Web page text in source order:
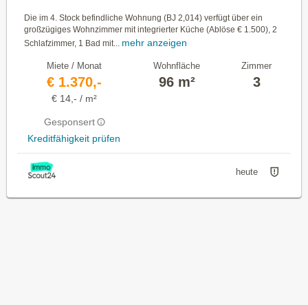
Die im 4. Stock befindliche Wohnung (BJ 2,014) verfügt über ein
großzügiges Wohnzimmer mit integrierter Küche (Ablöse € 1.500), 2
Schlafzimmer, 1 Bad mit...
mehr anzeigen
Miete / Monat
€ 1.370,-
€ 14,- / m²
Gesponsert
Kreditfähigkeit prüfen
Wohnfläche
96 m²
Zimmer
3
heute